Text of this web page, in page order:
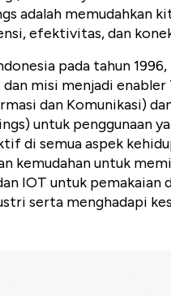
adalah memudahkan
efektivitas, dan
pada tahun 1996,
misi menjadi enabler
dan Komunikasi)
untuk penggunaan
di semua aspek
kemudahan untuk
IOT untuk pemakaian
serta menghadapi